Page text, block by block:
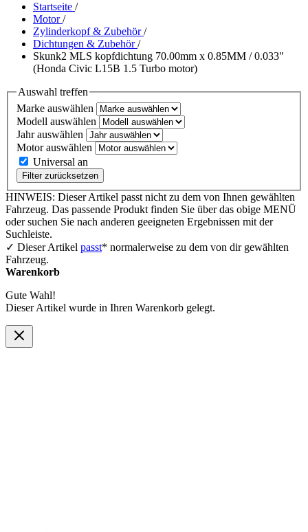
Startseite /
Motor/
Zylinderkopf & Zubehör/
Dichtungen & Zubehör/
Skunk2 MLS kopfdichtung 70.00mm x 0.85MM / 0.033"
(Honda Civic L15B 1.5 Turbo motor)
Auswahl treffen
Marke auswählen
Modell auswählen
Jahr auswählen
Motor auswählen
Universal an
Filter zurücksetzen
HINWEIS: Dieser Artikel passt nicht zu dem von Ihnen gewählten
Fahrzeug. Das passende Produkt finden Sie über das obige MENÜ
oder suchen Sie nach anderen geeigneten Ergebnissen mit der
Suchleiste.
✓ Dieser Artikel passt* normalerweise zu dem von dir gewählten
Fahrzeug.
Warenkorb
Gute Wahl!
Dieser Artikel wurde in Ihren Warenkorb gelegt.